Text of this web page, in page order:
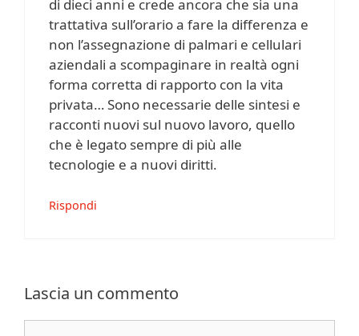
di dieci anni e crede ancora che sia una
trattativa sull’orario a fare la differenza e
non l’assegnazione di palmari e cellulari
aziendali a scompaginare in realtà ogni
forma corretta di rapporto con la vita
privata… Sono necessarie delle sintesi e
racconti nuovi sul nuovo lavoro, quello
che è legato sempre di più alle
tecnologie e a nuovi diritti.
Rispondi
Lascia un commento